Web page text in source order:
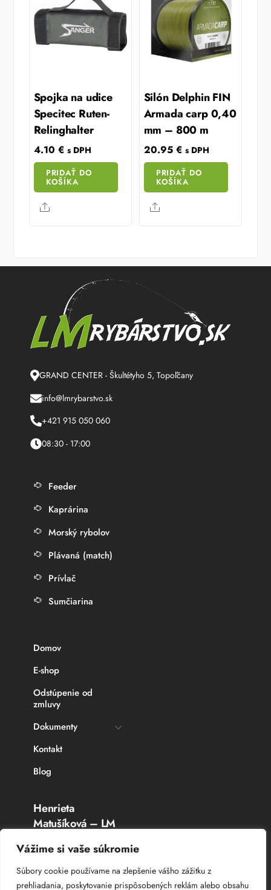
Vážime si vaše súkromie
Súbory cookie používame na zlepšenie vášho zážitku z
prehliadania, poskytovanie prispôsobených reklám alebo obsahu
Spojka na udice
Specitec Ruten-
Relinghalter
4.10 € s DPH
PRIDAŤ DO
KOŠÍKA
Share
Silón Delphin FIN
Armada carp 0,40
mm – 800 m
20.95 € s DPH
PRIDAŤ DO
KOŠÍKA
Share
GRAND CENTER - Škultétyho 5, Topoľčany
info@lmrybarstvo.sk
+421 915 050 060
08:30 - 17:00
Feeder
Kaprárina
Morský rybolov
Plávaná (match)
Prívlač
Sumčiarina
Domov
E-shop
Odstúpenie od
zmluvy
Dokumenty
Kontakt
Blog
Henrieta
Matušíková – LM
Rybárske potreby
Topoľčany
IČO: 336 764 53